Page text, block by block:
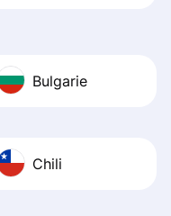
Bulgarie
Chili